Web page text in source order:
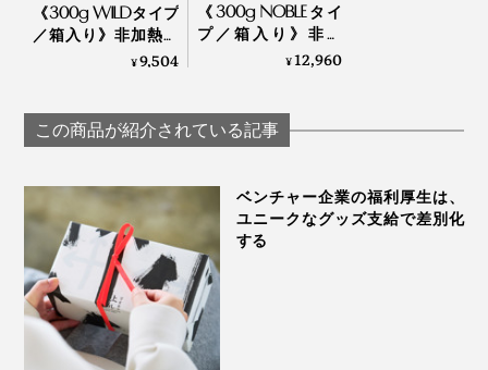
《300g WILDタイプ
／箱入り》非加熱・
無濾過 世界最古の
ハチミツ｜JARA
Honey
¥9,504
《300g NOBLEタイ
プ／箱入り》非加
熱・無濾過 世界最
希少ハチミツ｜JARA
Honey
¥12,960
この商品が紹介されている記事
ベンチャー企業の福利厚生は、
ユニークなグッズ支給で差別化
する